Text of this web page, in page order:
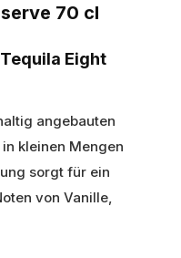
70 cl
Eight
angebauten
kleinen Mengen
sorgt für ein
von Vanille,